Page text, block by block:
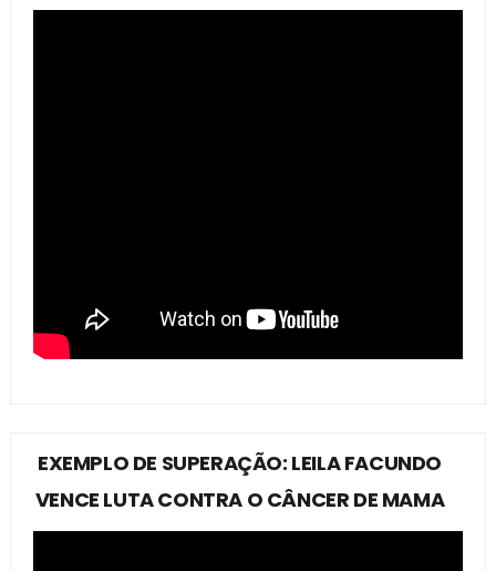
EXEMPLO DE SUPERAÇÃO: LEILA FACUNDO
VENCE LUTA CONTRA O CÂNCER DE MAMA